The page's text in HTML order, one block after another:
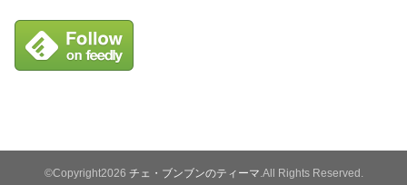
©Copyright2026 チェ・ブンブンのティーマ .All Rights Reserved.